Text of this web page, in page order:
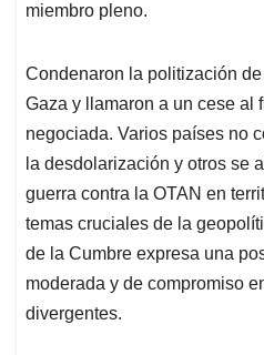
miembro pleno.
Condenaron la politización
Gaza y llamaron a un cese al
negociada. Varios países no
la desdolarización y otros se
guerra contra la OTAN en
temas cruciales de la
de la Cumbre expresa una
moderada y de compromiso
divergentes.